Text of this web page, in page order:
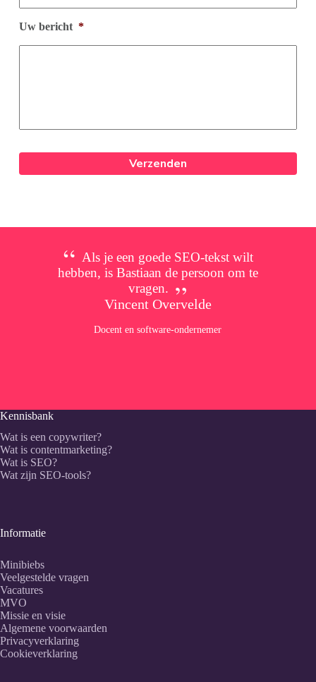
Uw bericht *
Als je een goede SEO-tekst wilt
hebben, is Bastiaan de persoon om te
vragen.
Vincent Overvelde
Docent en software-ondernemer
Kennisbank
Wat is een copywriter?
Wat is contentmarketing?
Wat is SEO?
Wat zijn SEO-tools?
Informatie
Minibiebs
Veelgestelde vragen
Vacatures
MVO
Missie en visie
Algemene voorwaarden
Privacyverklaring
Cookieverklaring